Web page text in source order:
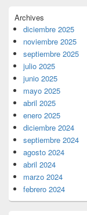
Archives
diciembre 2025
noviembre 2025
septiembre 2025
julio 2025
junio 2025
mayo 2025
abril 2025
enero 2025
diciembre 2024
septiembre 2024
agosto 2024
abril 2024
marzo 2024
febrero 2024